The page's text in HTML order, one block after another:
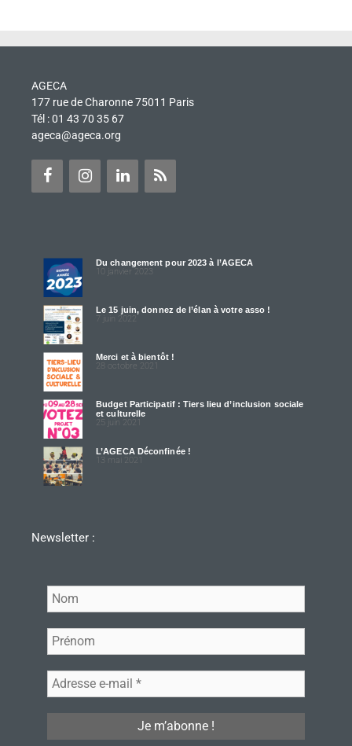
AGECA
177 rue de Charonne 75011 Paris
Tél : 01 43 70 35 67
ageca@ageca.org
Du changement pour 2023 à l’AGECA
10 janvier 2023
Le 15 juin, donnez de l’élan à votre asso !
7 juin 2022
Merci et à bientôt !
28 octobre 2021
Budget Participatif : Tiers lieu d’inclusion sociale
et culturelle
25 juin 2021
L’AGECA Déconfinée !
13 mai 2021
Newsletter :